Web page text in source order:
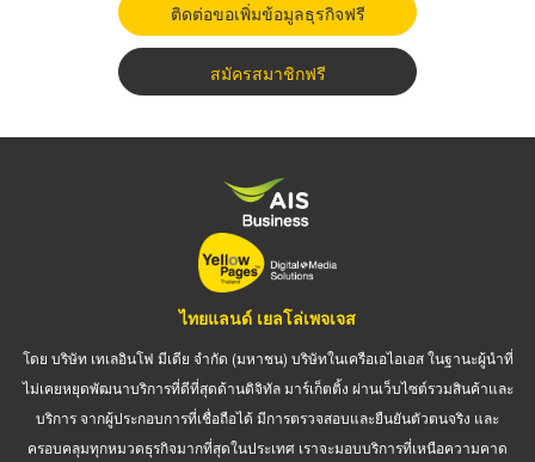
ติดต่อขอเพิ่มข้อมูลธุรกิจฟรี
สมัครสมาชิกฟรี
ไทยแลนด์ เยลโล่เพจเจส
โดย บริษัท เทเลอินโฟ มีเดีย จำกัด (มหาชน) บริษัทในเครือเอไอเอส ในฐานะผู้นำที่
ไม่เคยหยุดพัฒนาบริการที่ดีที่สุดด้านดิจิทัล มาร์เก็ตติ้ง ผ่านเว็บไซต์รวมสินค้าและ
บริการ จากผู้ประกอบการที่เชื่อถือได้ มีการตรวจสอบและยืนยันตัวตนจริง และ
ครอบคลุมทุกหมวดธุรกิจมากที่สุดในประเทศ เราจะมอบบริการที่เหนือความคาด